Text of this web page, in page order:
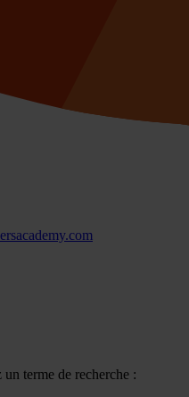
un terme de recherche :